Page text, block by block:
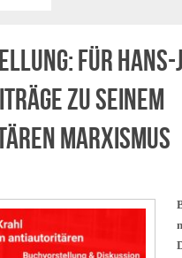
Für Hans-
zu seinem
Marxismus